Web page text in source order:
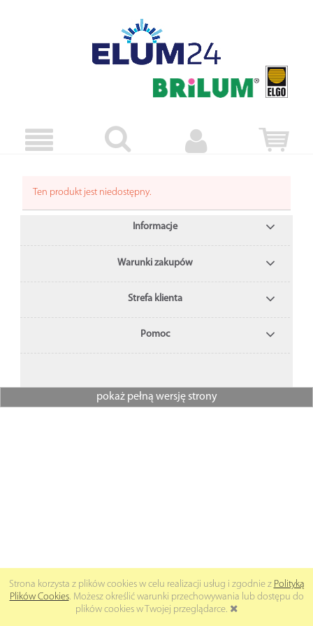
Strona korzysta z plików cookies w celu realizacji usług i zgodnie z Polityką
Plików Cookies. Możesz określić warunki przechowywania lub dostępu do
plików cookies w Twojej przeglądarce.
Ten produkt jest niedostępny.
Informacje
Warunki zakupów
Strefa klienta
Pomoc
pokaż pełną wersję strony